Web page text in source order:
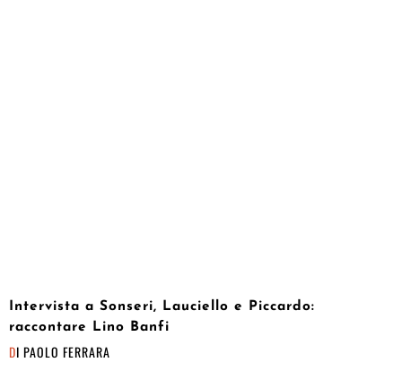
Intervista a Sonseri, Lauciello e Piccardo:
raccontare Lino Banfi
DI PAOLO FERRARA